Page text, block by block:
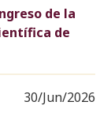
de la
de
30/Jun/2026